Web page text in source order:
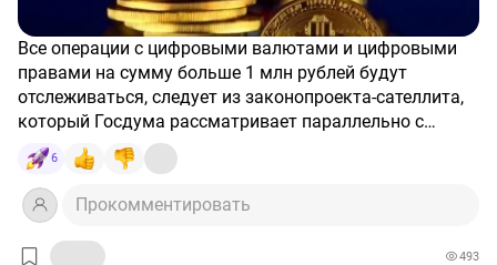
Все операции с цифровыми валютами и цифровыми
правами на сумму больше 1 млн рублей будут
отслеживаться, следует из законопроекта-сателлита,
который Госдума рассматривает параллельно с
законом «О цифровой валюте и цифровых правах». На
это обратили внимание юристы компании GMT Legal.
Подробнее на Bits.media:
https://bits.media/kriptotranzaktsii-bolshe-1-mln-
podpadut-pod-kontrol-rossiyskikh-vlastey-gmt-legal/
6
Прокомментировать
493